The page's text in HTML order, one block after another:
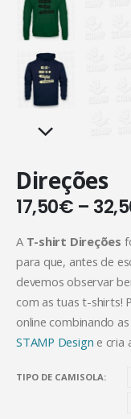
Direções
17,50€ –
A T-shirt Direções
para que, antes de
devemos observar
com as tuas t-shirts!
online combinando
STAMP Design e cria
TIPO DE CAMISOLA